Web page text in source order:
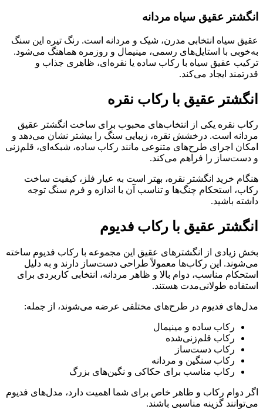
انگشتر عقیق سیاه مردانه
عقیق سیاه انتخابی مدرن، شیک و مردانه است. رنگ تیره این سنگ
به‌خوبی با استایل‌های رسمی، مینیمال و روزمره هماهنگ می‌شود.
ترکیب عقیق سیاه با رکاب ساده یا نقره‌ای، ظاهری جذاب و
قدرتمند ایجاد می‌کند.
انگشتر عقیق با رکاب نقره
رکاب نقره یکی از انتخاب‌های محبوب برای ساخت انگشتر عقیق
مردانه است. درخشش نقره، زیبایی سنگ را بیشتر نشان می‌دهد و
امکان اجرای طرح‌های متنوعی مانند رکاب ساده، شبکه‌ای، قلم‌زنی
و دست‌ساز را فراهم می‌کند.
هنگام خرید انگشتر نقره، بهتر است به عیار فلز، کیفیت ساخت
رکاب، استحکام چنگ‌ها و تناسب آن با اندازه و فرم سنگ توجه
داشته باشید.
انگشتر عقیق با رکاب فدیوم
بخش زیادی از انگشترهای عقیق این مجموعه با رکاب فدیوم ساخته
می‌شوند. این رکاب‌ها معمولاً طراحی دست‌ساز دارند و به دلیل
استحکام مناسب، دوام بالا و ظاهر مردانه، انتخابی کاربردی برای
استفاده طولانی‌مدت هستند.
مدل‌های فدیوم در طرح‌های مختلفی عرضه می‌شوند، از جمله:
رکاب ساده و مینیمال
رکاب قلم‌زنی‌شده
رکاب دست‌ساز
رکاب سنگین و مردانه
رکاب مناسب برای حکاکی و نگین‌های بزرگ
اگر دوام رکاب و ظاهر خاص برای شما اهمیت دارد، مدل‌های فدیوم
می‌توانند گزینه مناسبی باشند.